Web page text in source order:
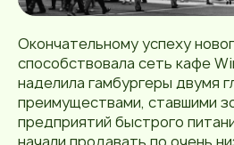
Окончательному успеху
способствовала сеть кафе
наделила гамбургеры двумя
преимуществами, ставшими
предприятий быстрого